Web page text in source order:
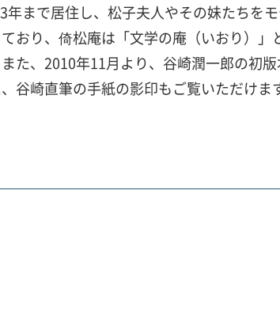
年まで居住し、松子夫人やその妹たちを
おり、倚松庵は「文学の庵（いおり）
た、2010年11月より、谷崎潤一郎の初
谷崎直筆の手紙の影印もご覧いただけま